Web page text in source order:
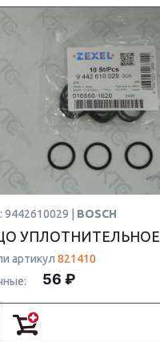
9442610029 | BOSCH
УПЛОТНИТЕЛЬНОЕ
артикул 821410
56 ₽